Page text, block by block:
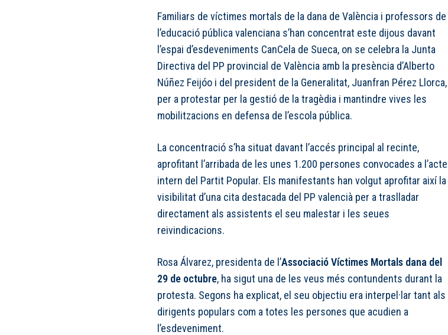
Familiars de víctimes mortals de la dana de València i professors de
l’educació pública valenciana s’han concentrat este dijous davant
l’espai d’esdeveniments CanCela de Sueca, on se celebra la Junta
Directiva del PP provincial de València amb la presència d’Alberto
Núñez Feijóo i del president de la Generalitat, Juanfran Pérez Llorca,
per a protestar per la gestió de la tragèdia i mantindre vives les
mobilitzacions en defensa de l’escola pública.
La concentració s’ha situat davant l’accés principal al recinte,
aprofitant l’arribada de les unes 1.200 persones convocades a l’acte
intern del Partit Popular. Els manifestants han volgut aprofitar així la
visibilitat d’una cita destacada del PP valencià per a traslladar
directament als assistents el seu malestar i les seues
reivindicacions.
Rosa Álvarez, presidenta de l’Associació Víctimes Mortals dana del
29 de octubre, ha sigut una de les veus més contundents durant la
protesta. Segons ha explicat, el seu objectiu era interpel·lar tant als
dirigents populars com a totes les persones que acudien a
l’esdeveniment.